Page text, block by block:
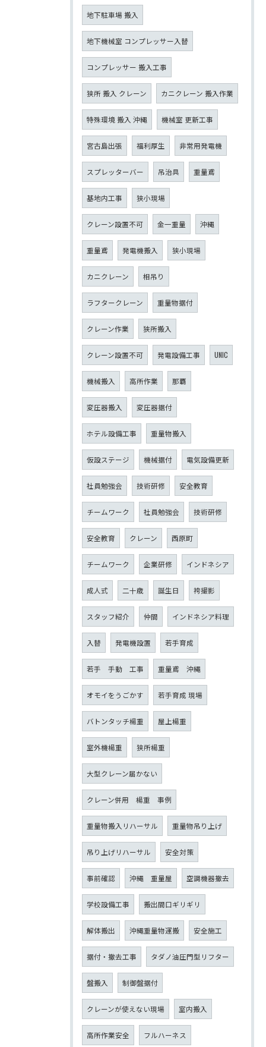
地下駐車場 搬入
地下機械室 コンプレッサー入替
コンプレッサー 搬入工事
狭所 搬入 クレーン カニクレーン 搬入作業
特殊環境 搬入 沖縄 機械室 更新工事
宮古島出張 福利厚生 非常用発電機
スプレッターバー 吊治具 重量鳶
基地内工事 狭小現場
クレーン設置不可 金一重量 沖縄
重量鳶 発電機搬入 狭小現場
カニクレーン 相吊り
ラフタークレーン 重量物据付
クレーン作業 狭所搬入
クレーン設置不可 発電設備工事 UNIC
機械搬入 高所作業 那覇
変圧器搬入 変圧器据付
ホテル設備工事 重量物搬入
仮設ステージ 機械据付 電気設備更新
社員勉強会 技術研修 安全教育
チームワーク 社員勉強会 技術研修
安全教育 クレーン 西原町
チームワーク 企業研修 インドネシア
成人式 二十歳 誕生日 袴撮影
スタッフ紹介 仲間 インドネシア料理
入替 発電機設置 若手育成
若手 手動 工事 重量鳶 沖縄
オモイをうごかす 若手育成 現場
バトンタッチ楊重 屋上楊重
室外機楊重 狭所楊重
大型クレーン届かない
クレーン併用 楊重 事例
重量物搬入リハーサル 重量物吊り上げ
吊り上げリハーサル 安全対策
事前確認 沖縄 重量屋 空調機器撤去
学校設備工事 搬出間口ギリギリ
解体搬出 沖縄重量物運搬 安全施工
据付・撤去工事 タダノ油圧門型リフター
盤搬入 制御盤据付
クレーンが使えない現場 室内搬入
高所作業安全 フルハーネス